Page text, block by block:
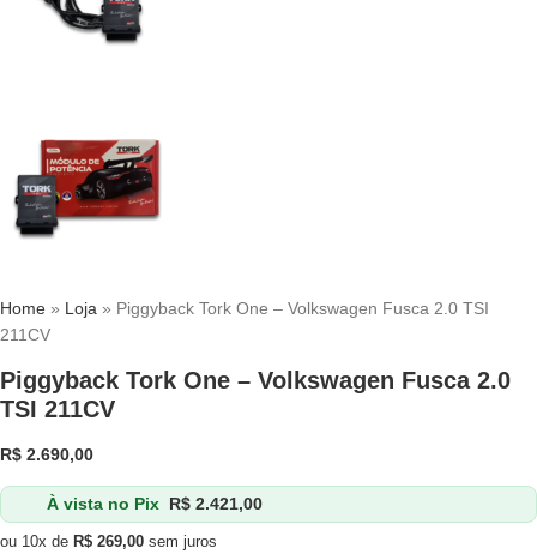
Home » Loja » Piggyback Tork One – Volkswagen Fusca 2.0 TSI
211CV
Piggyback Tork One – Volkswagen Fusca 2.0
TSI 211CV
R$ 2.690,00
À vista no Pix R$2.421,00
ou 10x de R$ 269,00 sem juros